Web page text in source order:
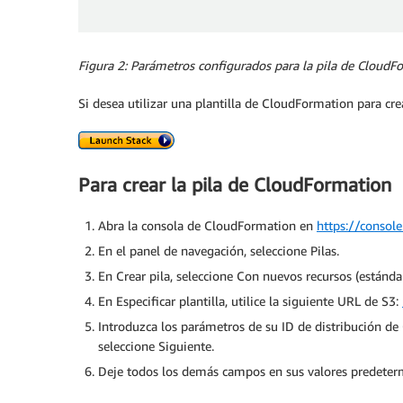
Figura 2: Parámetros configurados para la pila de
Si desea utilizar una plantilla de CloudFormation para
Para crear la pila de CloudFormation
Abra la consola de CloudFormation en https://
En el panel de navegación, seleccione Pilas.
En Crear pila, seleccione Con nuevos recursos
En Especificar plantilla, utilice la siguiente URL de S3:
Introduzca los parámetros de su ID de distribución
seleccione Siguiente.
Deje todos los demás campos en sus valores